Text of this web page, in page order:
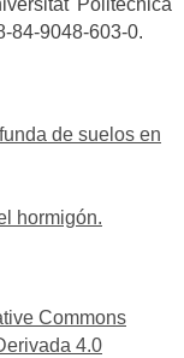
84-9048-603-0.
de suelos en
hormigón.
Commons
4.0